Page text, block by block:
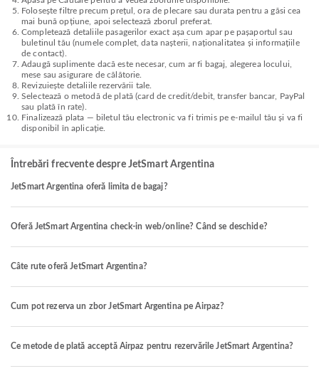
Folosește filtre precum prețul, ora de plecare sau durata pentru a găsi cea
mai bună opțiune, apoi selectează zborul preferat.
Completează detaliile pasagerilor exact așa cum apar pe pașaportul sau
buletinul tău (numele complet, data nașterii, naționalitatea și informațiile
de contact).
Adaugă suplimente dacă este necesar, cum ar fi bagaj, alegerea locului,
mese sau asigurare de călătorie.
Revizuiește detaliile rezervării tale.
Selectează o metodă de plată (card de credit/debit, transfer bancar, PayPal
sau plată în rate).
Finalizează plata — biletul tău electronic va fi trimis pe e-mailul tău și va fi
disponibil în aplicație.
Întrebări frecvente despre JetSmart Argentina
JetSmart Argentina oferă limita de bagaj?
Oferă JetSmart Argentina check-in web/online? Când se deschide?
Câte rute oferă JetSmart Argentina?
Cum pot rezerva un zbor JetSmart Argentina pe Airpaz?
Ce metode de plată acceptă Airpaz pentru rezervările JetSmart Argentina?